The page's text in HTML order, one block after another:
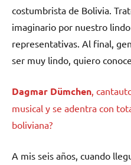
costumbrista de Bolivia.
imaginario por nuestro
representativas. Al final,
ser muy lindo, quiero
Dagmar Dümchen ,
musical y se adentra con
boliviana?
A mis seis años, cuando